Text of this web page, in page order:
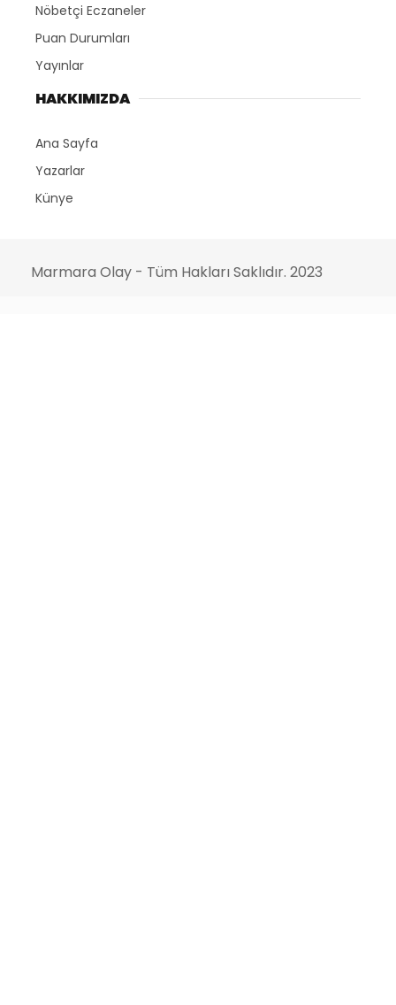
Nöbetçi Eczaneler
Puan Durumları
Yayınlar
HAKKIMIZDA
Ana Sayfa
Yazarlar
Künye
Marmara Olay - Tüm Hakları Saklıdır. 2023